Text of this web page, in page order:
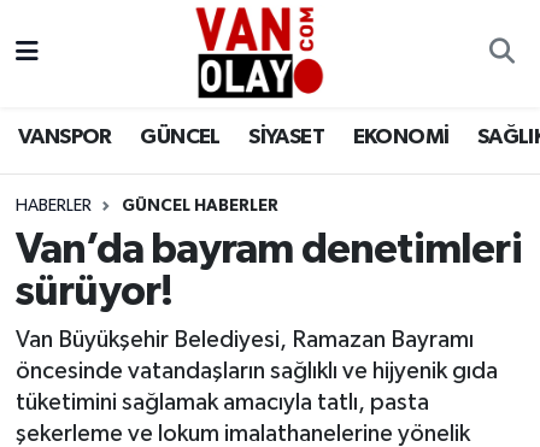
VANSPOR GÜNCEL SİYASET EKONOMİ
HABERLER GÜNCEL HABERLER
Van’da bayram denetimleri
sürüyor!
Van Büyükşehir Belediyesi, Ramazan Bayramı
öncesinde vatandaşların sağlıklı ve hijyenik gıda
tüketimini sağlamak amacıyla tatlı, pasta
şekerleme ve lokum imalathanelerine yönelik
Siyaset
Ekonomi
Sağlık
Eğitim
Van Nöbetçi Eczaneler
Van Namaz Vakitleri
Van Trafik Yoğunluk Haritası
Süper Lig Puan Durumu ve Fikstür
Tüm Manşetler